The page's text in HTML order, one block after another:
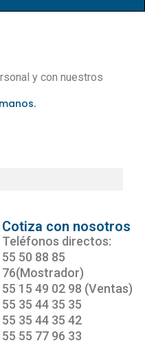
y con nuestros
Cotiza con nosotros
Teléfonos directos:
55 50 88 85
76(Mostrador)
55 15 49 02 98 (Ventas)
55 35 44 35 35
55 35 44 35 42
55 55 77 96 33